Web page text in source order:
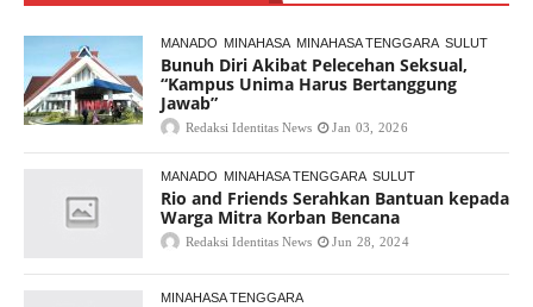
MANADO MINAHASA MINAHASA TENGGARA SULUT
Bunuh Diri Akibat Pelecehan Seksual,
“Kampus Unima Harus Bertanggung
Jawab”
Redaksi Identitas News Jan 03, 2026
MANADO MINAHASA TENGGARA SULUT
Rio and Friends Serahkan Bantuan kepada
Warga Mitra Korban Bencana
Redaksi Identitas News Jun 28, 2024
MINAHASA TENGGARA